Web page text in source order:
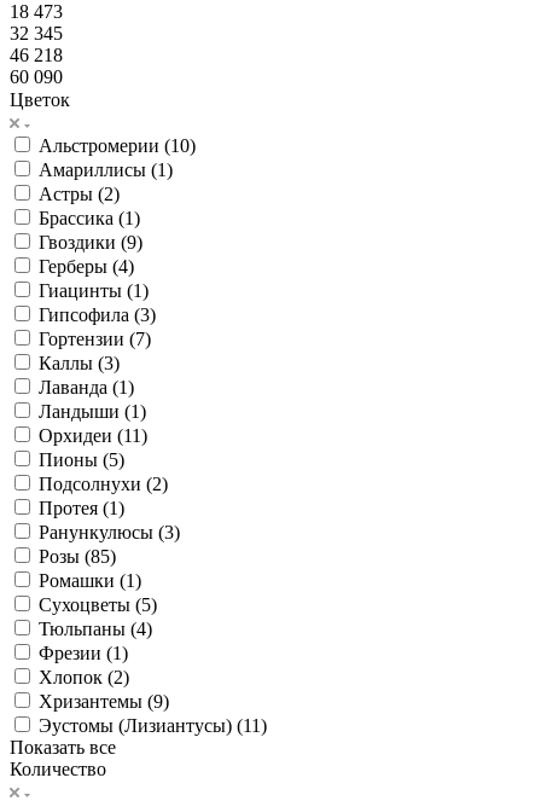
18 473
32 345
46 218
60 090
Цветок
Альстромерии (10)
Амариллисы (1)
Астры (2)
Брассика (1)
Гвоздики (9)
Герберы (4)
Гиацинты (1)
Гипсофила (3)
Гортензии (7)
Каллы (3)
Лаванда (1)
Ландыши (1)
Орхидеи (11)
Пионы (5)
Подсолнухи (2)
Протея (1)
Ранункулюсы (3)
Розы (85)
Ромашки (1)
Сухоцветы (5)
Тюльпаны (4)
Фрезии (1)
Хлопок (2)
Хризантемы (9)
Эустомы (Лизиантусы) (11)
Показать все
Количество